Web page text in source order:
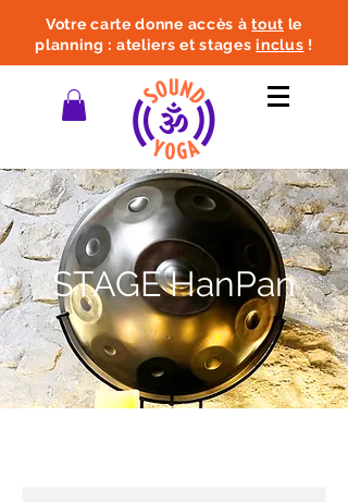
Votre carte donne accès àtout le
planning : ateliers et stagesinclus !
STAGE HanPan